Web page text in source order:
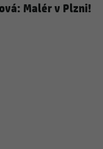
Malér v Plzni!